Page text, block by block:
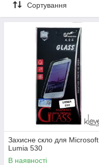
Сортування
Захисне скло для Microsoft
Lumia 530
В наявності